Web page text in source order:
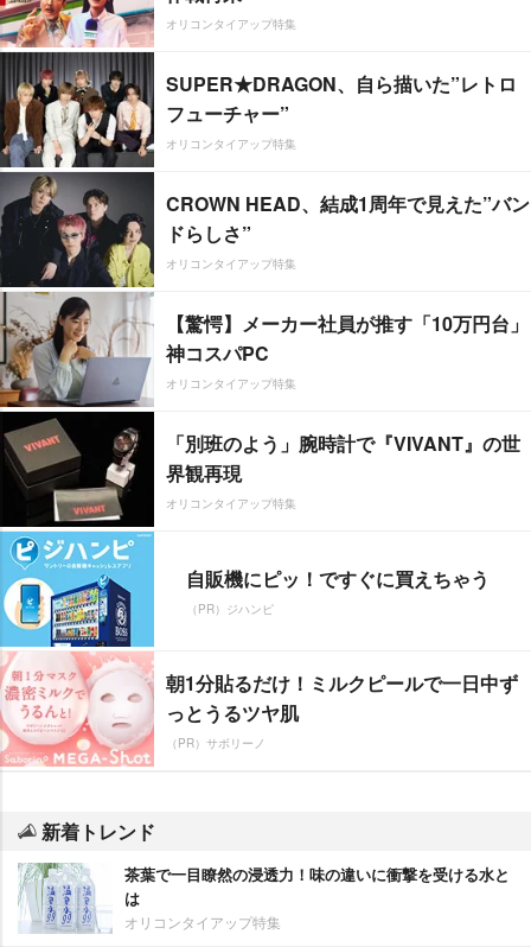
オリコンタイアップ特集
SUPER★DRAGON、自ら描いた”レトロ
フューチャー”
オリコンタイアップ特集
CROWN HEAD、結成1周年で見えた”バン
ドらしさ”
オリコンタイアップ特集
【驚愕】メーカー社員が推す「10万円台」
神コスパPC
オリコンタイアップ特集
「別班のよう」腕時計で『VIVANT』の世
界観再現
オリコンタイアップ特集
自販機にピッ！ですぐに買えちゃう
（PR）ジハンピ
朝1分貼るだけ！ミルクピールで一日中ず
っとうるツヤ肌
（PR）サボリーノ
新着トレンド
茶葉で一目瞭然の浸透力！味の違いに衝撃を受ける水と
は
オリコンタイアップ特集